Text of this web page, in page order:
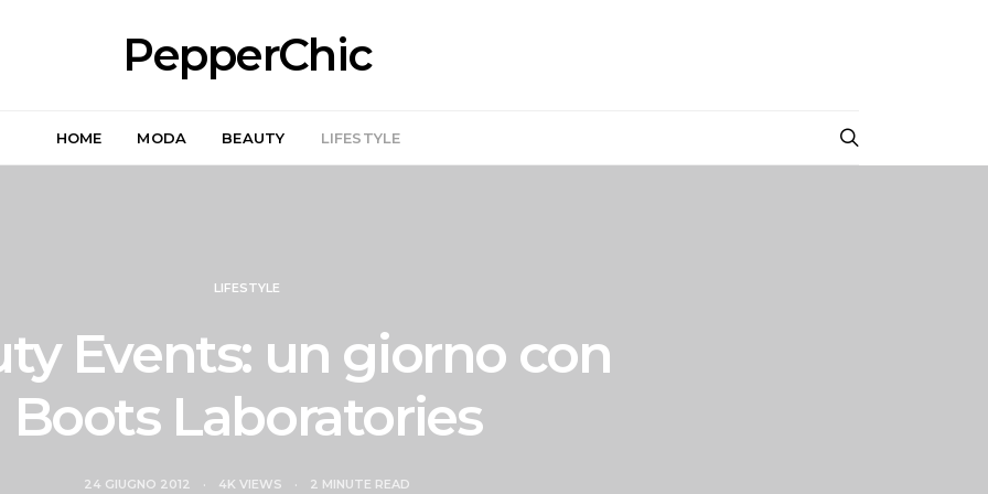
PepperChic
HOME MODA BEAUTY LIFESTYLE
LIFESTYLE
Events: un giorno con
Boots Laboratories
24 GIUGNO 2012 4K VIEWS 2 MINUTE READ